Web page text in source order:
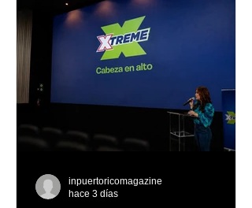
inpuertoricomagazine
hace 3 días